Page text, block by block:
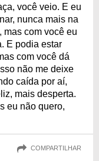
você veio. E eu
nunca mais na
mas com você eu
E podia estar
com você dá
não me deixe
caída por aí,
mais desperta.
eu não quero,
COMPARTILHAR